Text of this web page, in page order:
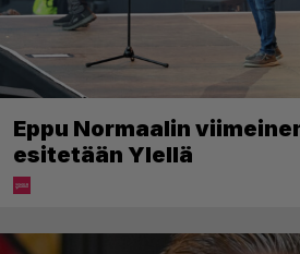
Eppu Normaalin
esitetään Ylellä